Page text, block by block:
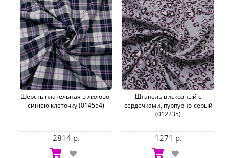
Шерсть плательная в лилово-
синюю клеточку (014554)
2814 р.
Штапель вискозный с
сердечками, пурпурно-серый
(012235)
1271 р.